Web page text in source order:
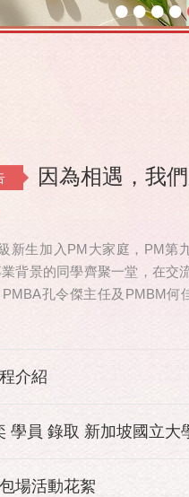
••••
因為相遇，我
新生加入PM大家庭，PM第
背景的同學齊聚一堂，在交
孔令傑主任及PMBM何
介紹
學員 錄取 新加坡國立大
場活動花絮